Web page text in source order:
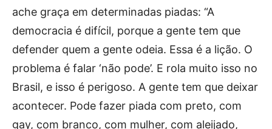
ache graça em determinadas piadas: “A
democracia é difícil, porque a gente tem que
defender quem a gente odeia. Essa é a lição. O
problema é falar ‘não pode’. E rola muito isso no
Brasil, e isso é perigoso. A gente tem que deixar
acontecer. Pode fazer piada com preto, com
gay, com branco, com mulher, com aleijado,